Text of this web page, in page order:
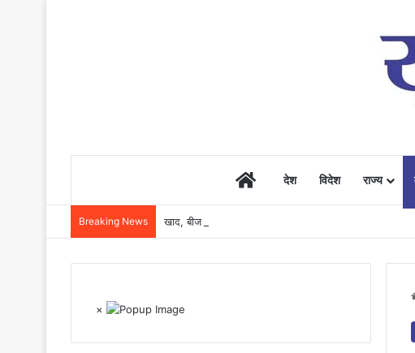
Homeदेश विदेश राज्य
Breaking News खाद, बीज और उर्वरकों की समय पर उपलब्धता से किसानों में
×